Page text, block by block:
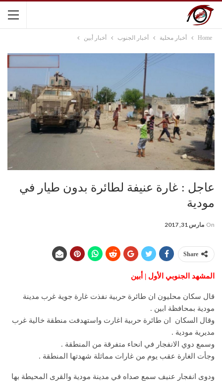
Home أخبار محلية أخبار الجنوب أخبار أبين
عاجل : غارة عنيفة لطائرة بدون طيار في
مودية
On مارس 31, 2017
Share
المشهد الجنوبي الأول | أبين
قال سكان محليون ان طائرة حربية نفذت غارة جوية غرب مدينة
مودية بمحافظة ابين .
وقال السكان ان طائرة حربية اغارت واستهدفت منطقة خالية غرب
مديرية مودية .
وسمع دوي الانفجار في انحاء متفرقة من المنطقة .
وجأت الغارة عقب يوم من غارات مماثلة شهدتها المنطقة .
ودوى انفجار عنيف سمع صداه في مدينة مودية والقرى المحيطة بها